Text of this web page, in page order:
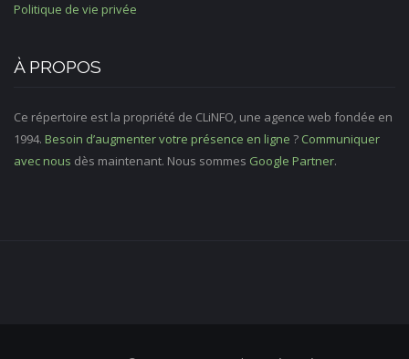
Politique de vie privée
À PROPOS
Ce répertoire est la propriété de CLiNFO, une agence web fondée en
1994. Besoin d’augmenter votre présence en ligne ? Communiquer
avec nous dès maintenant. Nous sommes Google Partner.